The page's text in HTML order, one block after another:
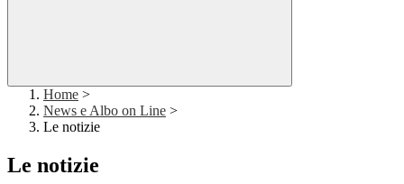
Home >
News e Albo on Line >
Le notizie
Le notizie